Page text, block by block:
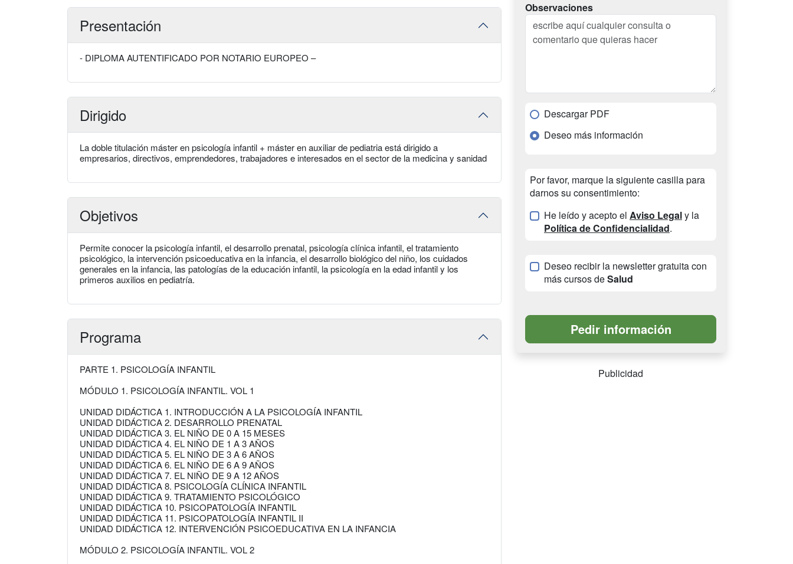
Presentación
- DIPLOMA AUTENTIFICADO POR NOTARIO EUROPEO –
Dirigido
La doble titulación máster en psicología infantil + máster en auxiliar de pediatria está dirigido a
empresarios, directivos, emprendedores, trabajadores e interesados en el sector de la medicina y sanidad
Objetivos
Permite conocer la psicología infantil, el desarrollo prenatal, psicología clínica infantil, el tratamiento
psicológico, la intervención psicoeducativa en la infancia, el desarrollo biológico del niño, los cuidados
generales en la infancia, las patologías de la educación infantil, la psicología en la edad infantil y los
primeros auxilios en pediatría.
Programa
PARTE 1. PSICOLOGÍA INFANTIL
MÓDULO 1. PSICOLOGÍA INFANTIL. VOL 1
UNIDAD DIDÁCTICA 1. INTRODUCCIÓN A LA PSICOLOGÍA INFANTIL
UNIDAD DIDÁCTICA 2. DESARROLLO PRENATAL
UNIDAD DIDÁCTICA 3. EL NIÑO DE 0 A 15 MESES
UNIDAD DIDÁCTICA 4. EL NIÑO DE 1 A 3 AÑOS
UNIDAD DIDÁCTICA 5. EL NIÑO DE 3 A 6 AÑOS
UNIDAD DIDÁCTICA 6. EL NIÑO DE 6 A 9 AÑOS
UNIDAD DIDÁCTICA 7. EL NIÑO DE 9 A 12 AÑOS
UNIDAD DIDÁCTICA 8. PSICOLOGÍA CLÍNICA INFANTIL
UNIDAD DIDÁCTICA 9. TRATAMIENTO PSICOLÓGICO
UNIDAD DIDÁCTICA 10. PSICOPATOLOGÍA INFANTIL
UNIDAD DIDÁCTICA 11. PSICOPATOLOGÍA INFANTIL II
UNIDAD DIDÁCTICA 12. INTERVENCIÓN PSICOEDUCATIVA EN LA INFANCIA
MÓDULO 2. PSICOLOGÍA INFANTIL. VOL 2
Observaciones
Descargar PDF
Deseo más información
Por favor, marque la siguiente casilla para
darnos su consentimiento:
He leído y acepto el Aviso Legaly la
Política de Confidencialidad.
Deseo recibir la newsletter gratuita con
más cursos deSalud
Publicidad